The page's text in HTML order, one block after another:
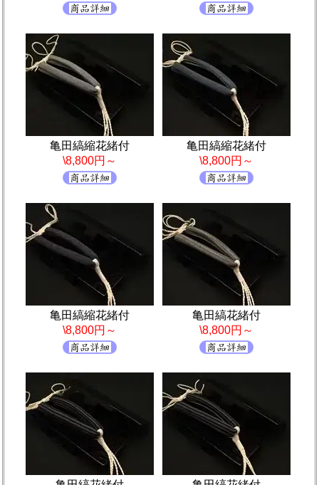
亀田縞縮花緒付
\8,800円～
亀田縞縮花緒付
\8,800円～
亀田縞縮花緒付
\8,800円～
亀田縞花緒付
\8,800円～